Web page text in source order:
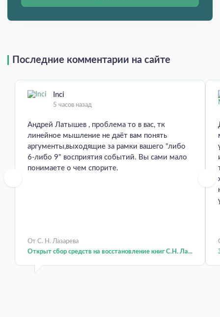
Последние комментарии на сайте
Inci
5 часов назад
Андрей Латышев , проблема то в вас, тк
линейное мышление не даёт вам понять
аргументы,выходящие за рамки вашего "либо
6-либо 9" восприятия событий. Вы сами мало
понимаете о чем спорите.
От С. Н. Лазарева
Открыт сбор средств на восстановление книг С.Н. Ла...